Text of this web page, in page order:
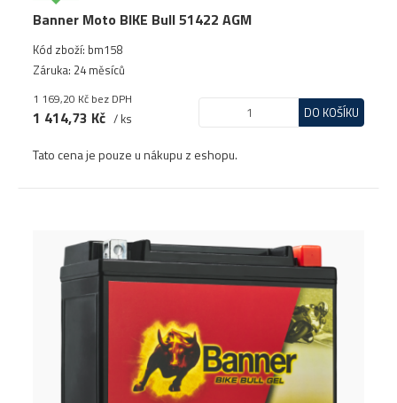
Banner Moto BIKE Bull 51422 AGM
Kód zboží: bm158
Záruka: 24 měsíců
1 169,20 Kč bez DPH
1 414,73 Kč / ks DO KOŠÍKU
Tato cena je pouze u nákupu z eshopu.